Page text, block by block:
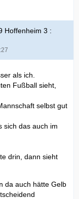
Hoffenheim 3 :
als ich.
Fußball sieht,
selbst gut
sich das auch im
drin, dann sieht
da auch hätte Gelb